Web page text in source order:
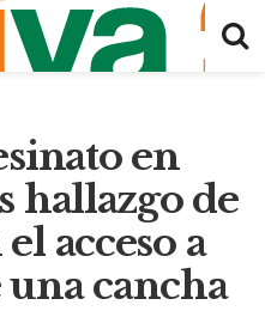
en
hallazgo de
acceso a
cancha